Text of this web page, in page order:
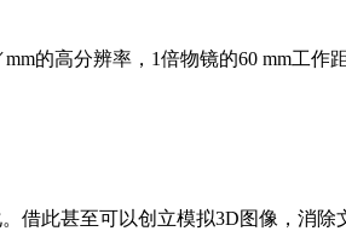
的高分辨率，1倍物镜的60 mm工
借此甚至可以创立模拟3D图像，消